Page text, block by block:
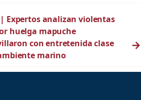
Expertos analizan violentas
huelga mapuche
con entretenida clase
marino
→